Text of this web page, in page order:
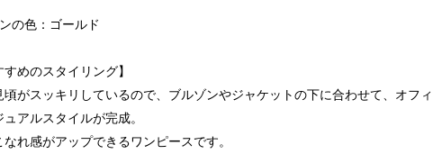
の色：ゴールド
すめのスタイリング】
頃がスッキリしているので、ブルゾンやジャケットの下に合わせて、オフィ
ュアルスタイルが完成。
なれ感がアップできるワンピースです。